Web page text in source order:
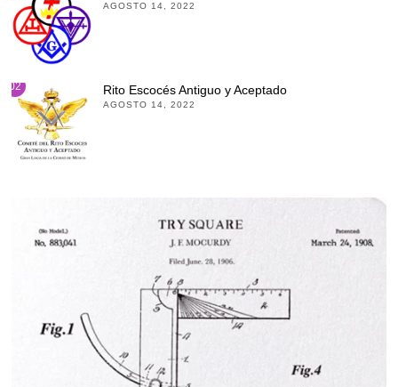
AGOSTO 14, 2022
02 Rito Escocés Antiguo y Aceptado
AGOSTO 14, 2022